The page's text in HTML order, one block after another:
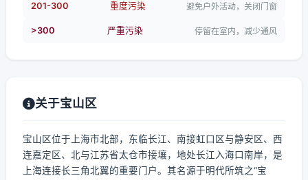
201-300 重度污染 避免户外活动，关闭门窗
>300 严重污染 停留在室内，减少通风
关于宝山区
宝山区位于上海市北部，东临长江、南接虹口区与静安区、西
连嘉定区、北与江苏省太仓市接壤，地处长江入海口南岸，是
上海连接长三角北翼的重要门户。其名源于明代所筑之“宝